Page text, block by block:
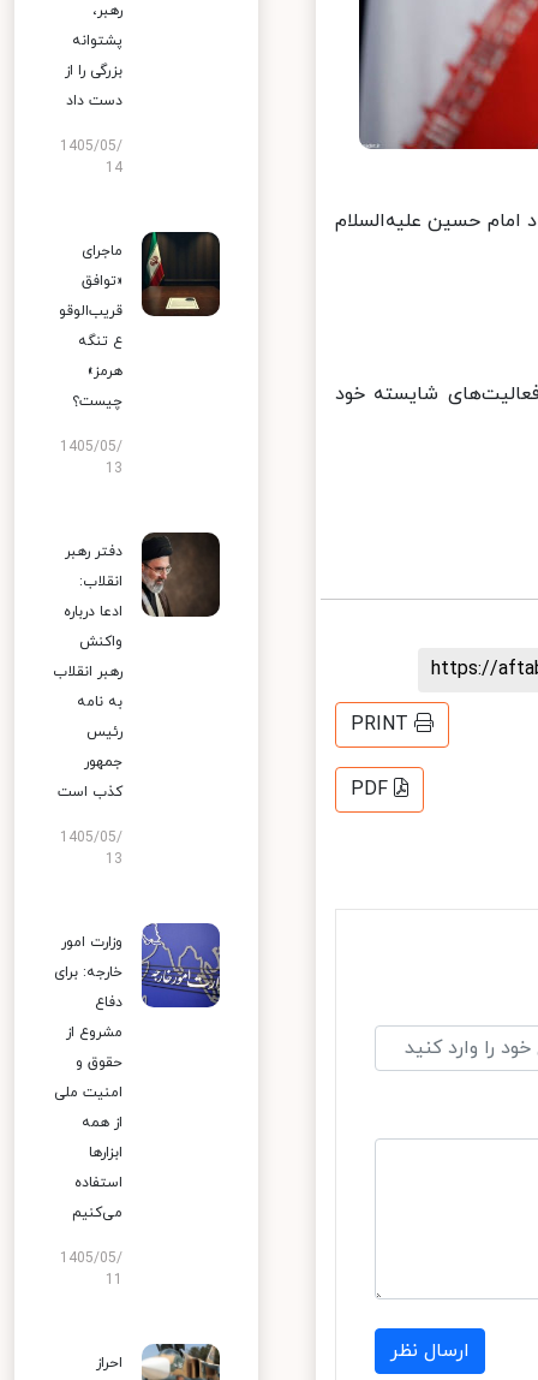
حسین علیه‌السلام
شایسته خود
https://
PRINT
PDF
ارسال نظر
رهبر،
پشتوانه
بزرگی را از
دست داد
1405/05/
14
ماجرای
«توافق
قریب‌الوقو
ع تنگه
هرمز»
چیست؟
1405/05/
13
دفتر رهبر
انقلاب:
ادعا درباره
واکنش
رهبر انقلاب
به نامه
رئیس
جمهور
کذب است
1405/05/
13
وزارت امور
خارجه: برای
دفاع
مشروع از
حقوق و
امنیت ملی
از همه
ابزارها
استفاده
می‌کنیم
1405/05/
احراز